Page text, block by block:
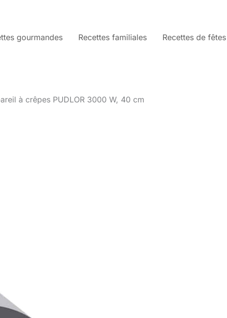
gourmandes Recettes familiales Recettes de fêtes
à crêpes PUDLOR 3000 W, 40 cm